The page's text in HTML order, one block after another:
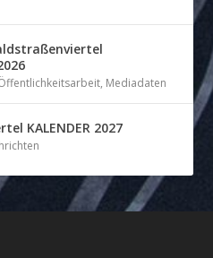
, Mediadaten
KALENDER 2027